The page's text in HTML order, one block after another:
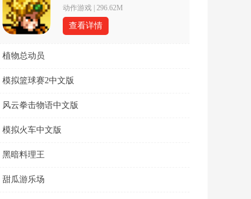
动作游戏 296.62M
查看详情
植物总动员
模拟篮球赛2中文版
风云拳击物语中文版
模拟火车中文版
黑暗料理王
甜瓜游乐场